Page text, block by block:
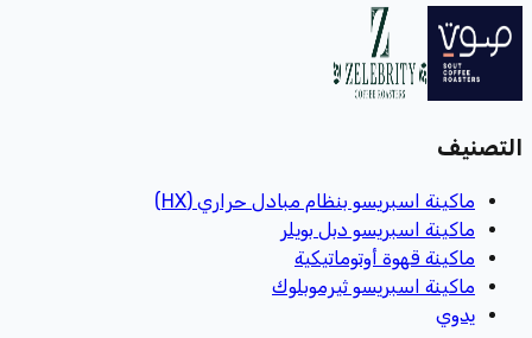
التصنيف
ماكينة اسبريسو بنظام مبادل حراري (HX)
ماكينة اسبريسو دبل بويلر
ماكينة قهوة أوتوماتيكية
ماكينة اسبريسو ثيرموبلوك
يدوي